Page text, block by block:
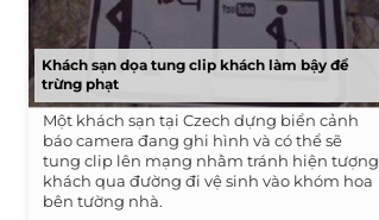
Khách sạn dọa tung clip khách làm bậy để
trừng phạt
Một khách sạn tại Czech dựng biển cảnh
báo camera đang ghi hình và có thể sẽ
tung clip lên mạng nhằm tránh hiện tượng
khách qua đường đi vệ sinh vào khóm hoa
bên tường nhà.